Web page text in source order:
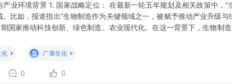
产业环境背景 1. 国家战略定位： 在最新一轮五年规划及相关政策中，“
。比如，报道指出“生物制造作为关键领域之一，被赋予推动产业升级与
期国家推动科技创新、绿色制造、农业现代化。在这一背景下，生物制
推进乡村振兴……‘生物制造’注重生物农药创新加快与优势延续”。 此外
化 S 广康生化
0 0